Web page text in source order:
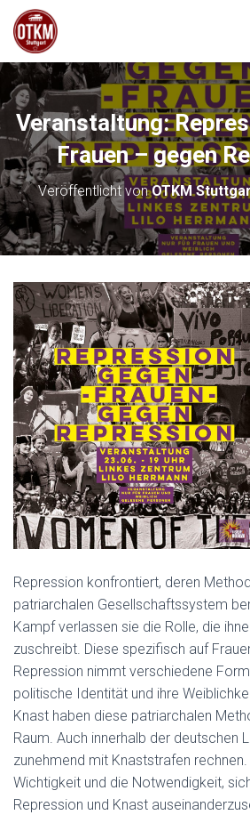
Veranstaltung:
Frauen – gegen
Veröffentlicht vonOTKM
Repression konfrontiert, deren
patriarchalen Gesellschaftssystem
Kampf verlassen sie die Rolle, die
zuschreibt. Diese spezifisch auf
Repression nimmt verschiedene
politische Identität und ihre
Knast haben diese patriarchalen
Raum. Auch innerhalb der deutschen
zunehmend mit Knaststrafen
Wichtigkeit und die Notwendigkeit,
Repression und Knast